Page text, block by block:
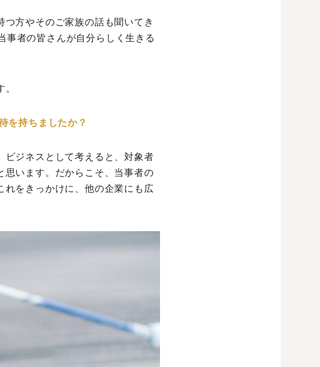
方やそのご家族の話も聞いてき
事者の皆さんが自分らしく生きる
を持ちましたか？
ビジネスとして考えると、対象者
思います。だからこそ、当事者の
れをきっかけに、他の企業にも広